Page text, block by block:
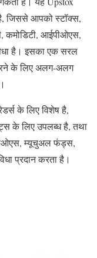
जिससे आपको स्टॉक्स,
कमोडिटी, आईपीओएस,
है। इसका एक सरल
के लिए अलग-अलग
के लिए विशेष है,
के लिए उपलब्ध है, तथा
म्यूचुअल फंड्स,
प्रदान करता है।